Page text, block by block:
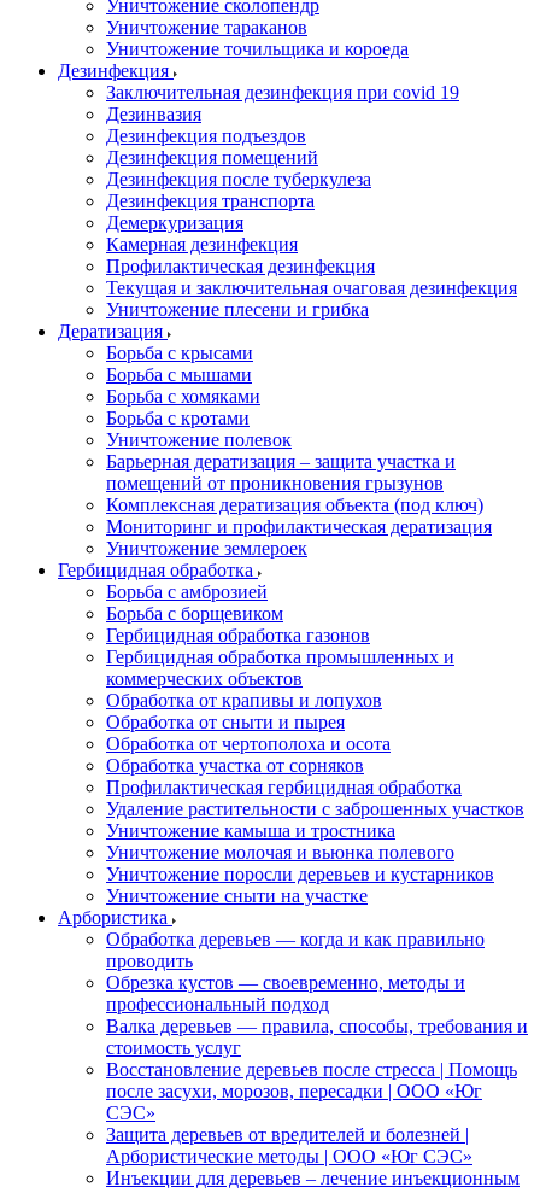
Уничтожение сколопендр
Уничтожение тараканов
Уничтожение точильщика и короеда
Дезинфекция
Заключительная дезинфекция при covid 19
Дезинвазия
Дезинфекция подъездов
Дезинфекция помещений
Дезинфекция после туберкулеза
Дезинфекция транспорта
Демеркуризация
Камерная дезинфекция
Профилактическая дезинфекция
Текущая и заключительная очаговая дезинфекция
Уничтожение плесени и грибка
Дератизация
Борьба с крысами
Борьба с мышами
Борьба с хомяками
Борьба с кротами
Уничтожение полевок
Барьерная дератизация – защита участка и
помещений от проникновения грызунов
Комплексная дератизация объекта (под ключ)
Мониторинг и профилактическая дератизация
Уничтожение землероек
Гербицидная обработка
Борьба с амброзией
Борьба с борщевиком
Гербицидная обработка газонов
Гербицидная обработка промышленных и
коммерческих объектов
Обработка от крапивы и лопухов
Обработка от сныти и пырея
Обработка от чертополоха и осота
Обработка участка от сорняков
Профилактическая гербицидная обработка
Удаление растительности с заброшенных участков
Уничтожение камыша и тростника
Уничтожение молочая и вьюнка полевого
Уничтожение поросли деревьев и кустарников
Уничтожение сныти на участке
Арбористика
Обработка деревьев — когда и как правильно
проводить
Обрезка кустов — своевременно, методы и
профессиональный подход
Валка деревьев — правила, способы, требования и
стоимость услуг
Восстановление деревьев после стресса | Помощь
после засухи, морозов, пересадки | ООО «Юг
СЭС»
Защита деревьев от вредителей и болезней |
Арбористические методы | ООО «Юг СЭС»
Инъекции для деревьев – лечение инъекционным